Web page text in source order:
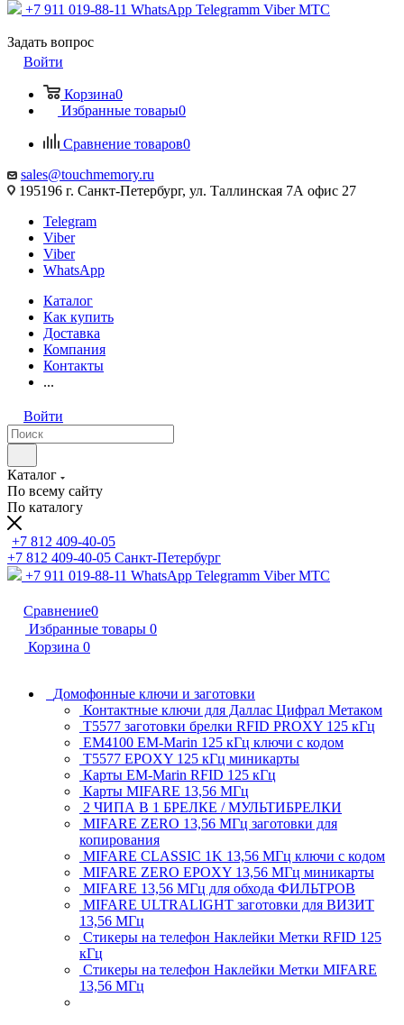
+7 911 019-88-11 WhatsApp Telegramm Viber МТС
Задать вопрос
Войти
Корзина0
Избранные товары0
Сравнение товаров0
sales@touchmemory.ru
195196 г. Санкт-Петербург, ул. Таллинская 7А офис 27
Telegram
Viber
Viber
WhatsApp
Каталог
Как купить
Доставка
Компания
Контакты
...
Войти
Каталог
По всему сайту
По каталогу
+7 812 409-40-05
+7 812 409-40-05 Санĸт-Петербург
+7 911 019-88-11 WhatsApp Telegramm Viber МТС
Сравнение0
Избранные товары 0
Корзина 0
Домофонные ключи и заготовки
Контактные ключи для Даллас Цифрал Метаком
T5577 заготовки брелки RFID PROXY 125 кГц
EM4100 EM-Marin 125 кГц ключи с кодом
T5577 EPOXY 125 кГц миникарты
Карты EM-Marin RFID 125 кГц
Карты MIFARE 13,56 МГц
2 ЧИПА В 1 БРЕЛКЕ / МУЛЬТИБРЕЛКИ
MIFARE ZERO 13,56 МГц заготовки для
копирования
MIFARE CLASSIC 1K 13,56 МГц ключи с кодом
MIFARE ZERO EPOXY 13,56 МГц миникарты
MIFARE 13,56 МГц для обхода ФИЛЬТРОВ
MIFARE ULTRALIGHT заготовки для ВИЗИТ
13,56 МГц
Стикеры на телефон Наклейки Метки RFID 125
кГц
Стикеры на телефон Наклейки Метки MIFARE
13,56 МГц